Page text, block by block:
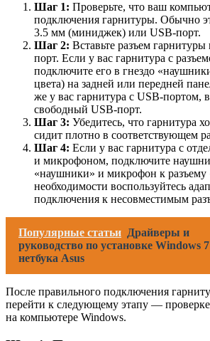
Шаг 1: Проверьте, что ваш
подключения гарнитуры. Обычно
3.5 мм (миниджек) или USB-порт.
Шаг 2: Вставьте разъем
порт. Если у вас гарнитура с
подключите его в гнездо
цвета) на задней или передней
же у вас гарнитура с USB-портом,
свободный USB-порт.
Шаг 3: Убедитесь, что гарнитура
сидит плотно в соответствующем
Шаг 4: Если у вас гарнитура с
и микрофоном, подключите
«наушники» и микрофон к
необходимости воспользуйтесь
подключения к несовместимым
Популярные статьи Драйверы и
руководство по установке Windows
нетбука Asus
После правильного подключения
перейти к следующему этапу —
на компьютере Windows.